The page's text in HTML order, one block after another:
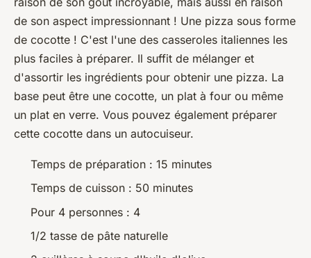
de son aspect impressionnant ! Une pizza sous forme
de cocotte ! C'est l'une des casseroles italiennes les
plus faciles à préparer. Il suffit de mélanger et
d'assortir les ingrédients pour obtenir une pizza. La
base peut être une cocotte, un plat à four ou même
un plat en verre. Vous pouvez également préparer
cette cocotte dans un autocuiseur.
Temps de préparation : 15 minutes
Temps de cuisson : 50 minutes
Pour 4 personnes : 4
1/2 tasse de pâte naturelle